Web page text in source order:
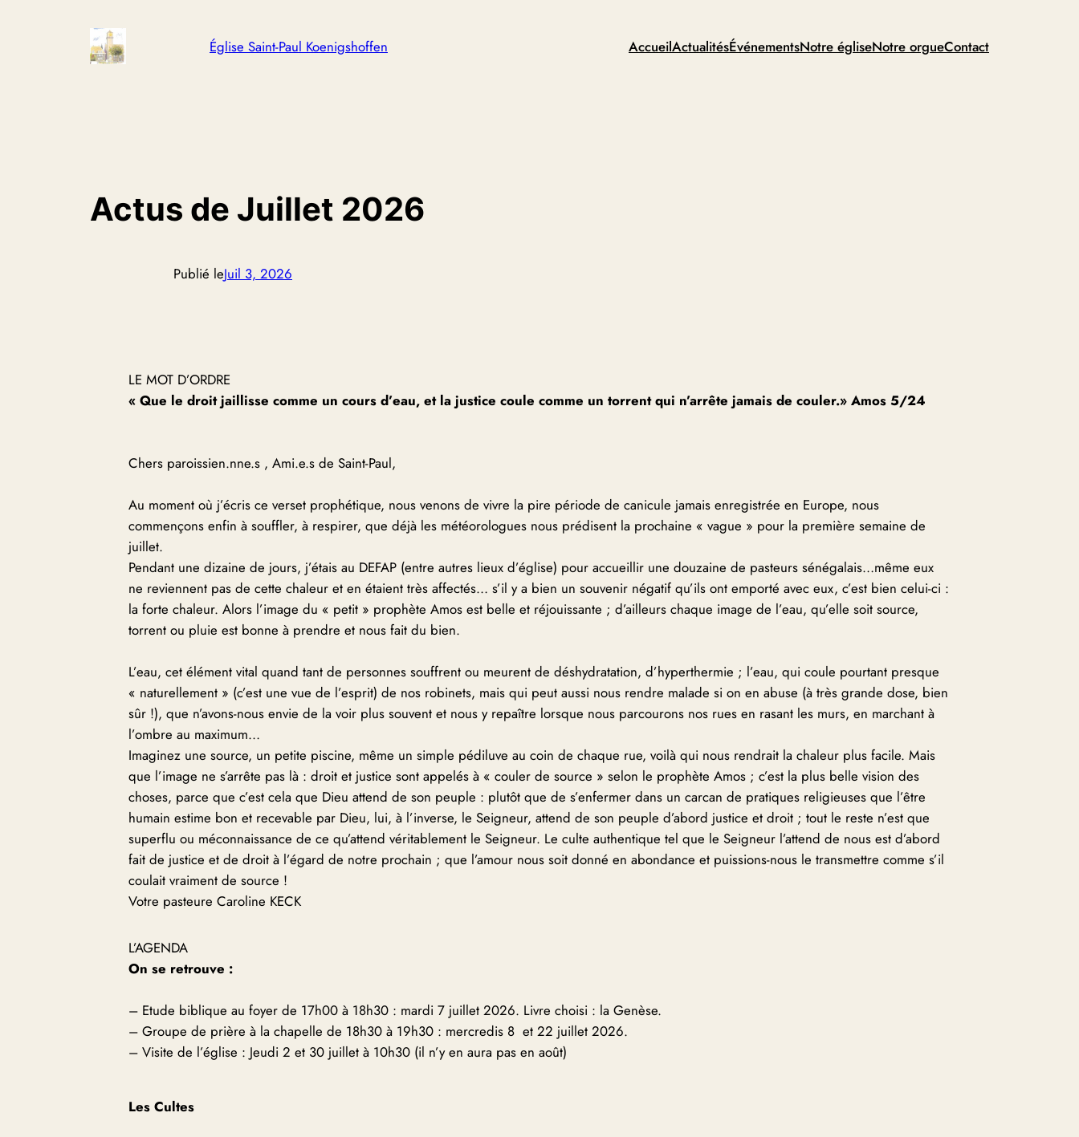
Église Saint-Paul Koenigshoffen AccueilActualitésÉvénementsNotre égliseNotre orgueContact
Actus de Juillet 2026
Publié leJuil 3, 2026
LE MOT D’ORDRE
« Que le droit jaillisse comme un cours d’eau, et la justice coule comme un torrent qui n’arrête jamais de couler.» Amos 5/24
Chers paroissien.nne.s , Ami.e.s de Saint-Paul,
Au moment où j’écris ce verset prophétique, nous venons de vivre la pire période de canicule jamais enregistrée en Europe, nous
commençons enfin à souffler, à respirer, que déjà les météorologues nous prédisent la prochaine « vague » pour la première semaine de
juillet.
Pendant une dizaine de jours, j’étais au DEFAP (entre autres lieux d’église) pour accueillir une douzaine de pasteurs sénégalais…même eux
ne reviennent pas de cette chaleur et en étaient très affectés… s’il y a bien un souvenir négatif qu’ils ont emporté avec eux, c’est bien celui-ci :
la forte chaleur. Alors l’image du « petit » prophète Amos est belle et réjouissante ; d’ailleurs chaque image de l’eau, qu’elle soit source,
torrent ou pluie est bonne à prendre et nous fait du bien.
L’eau, cet élément vital quand tant de personnes souffrent ou meurent de déshydratation, d’hyperthermie ; l’eau, qui coule pourtant presque
« naturellement » (c’est une vue de l’esprit) de nos robinets, mais qui peut aussi nous rendre malade si on en abuse (à très grande dose, bien
sûr !), que n’avons-nous envie de la voir plus souvent et nous y repaître lorsque nous parcourons nos rues en rasant les murs, en marchant à
l’ombre au maximum…
Imaginez une source, un petite piscine, même un simple pédiluve au coin de chaque rue, voilà qui nous rendrait la chaleur plus facile. Mais
que l’image ne s’arrête pas là : droit et justice sont appelés à « couler de source » selon le prophète Amos ; c’est la plus belle vision des
choses, parce que c’est cela que Dieu attend de son peuple : plutôt que de s’enfermer dans un carcan de pratiques religieuses que l’être
humain estime bon et recevable par Dieu, lui, à l’inverse, le Seigneur, attend de son peuple d’abord justice et droit ; tout le reste n’est que
superflu ou méconnaissance de ce qu’attend véritablement le Seigneur. Le culte authentique tel que le Seigneur l’attend de nous est d’abord
fait de justice et de droit à l’égard de notre prochain ; que l’amour nous soit donné en abondance et puissions-nous le transmettre comme s’il
coulait vraiment de source !
Votre pasteure Caroline KECK
L’AGENDA
On se retrouve :
– Etude biblique au foyer de 17h00 à 18h30 : mardi 7 juillet 2026. Livre choisi : la Genèse.
– Groupe de prière à la chapelle de 18h30 à 19h30 : mercredis 8 et 22 juillet 2026.
– Visite de l’église : Jeudi 2 et 30 juillet à 10h30 (il n’y en aura pas en août)
Les Cultes